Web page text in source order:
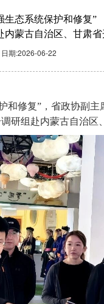
生态系统保护和修复”
内蒙古自治区、甘肃
日期:2026-06-22
和修复”，省政协副
研组赴内蒙古自治区